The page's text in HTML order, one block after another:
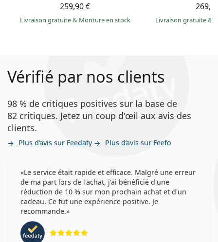
259,90 €
Livraison gratuite& Monture en stock Livraison gratuite&
Vérifié par nos clients
98 % de critiques positives sur la base de
82 critiques. Jetez un coup d'œil aux avis des
clients.
Plus d’avis sur Feedaty Plus d’avis sur Feefo
Le service était rapide et efficace. Malgré une erreur
de ma part lors de l'achat, j'ai bénéficié d'une
réduction de 10 % sur mon prochain achat et d'un
cadeau. Ce fut une expérience positive. Je
recommande.